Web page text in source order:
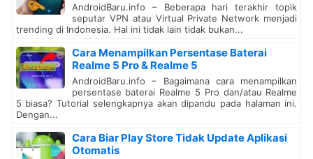
AndroidBaru.info – Beberapa hari terakhir topik
seputar VPN atau Virtual Private Network menjadi
trending di Indonesia. Hal ini tidak lain tidak bukan...
Cara Menampilkan Persentase Baterai
Realme 5 Pro & Realme 5
AndroidBaru.info – Bagaimana cara menampilkan
persentase baterai Realme 5 Pro dan/atau Realme
5 biasa? Tutorial selengkapnya akan dipandu pada halaman ini.
Dengan...
Cara Biar Play Store Tidak Update Aplikasi
Otomatis